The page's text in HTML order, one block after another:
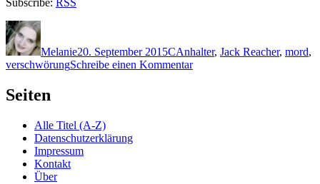
Autor
Melanie20. September 2015CAnhalter, Jack Reacher, mord,
verschwörungSchreibe einen Kommentarzu
Seiten
Alle Titel (A-Z)
Datenschutzerklärung
Impressum
Kontakt
Über